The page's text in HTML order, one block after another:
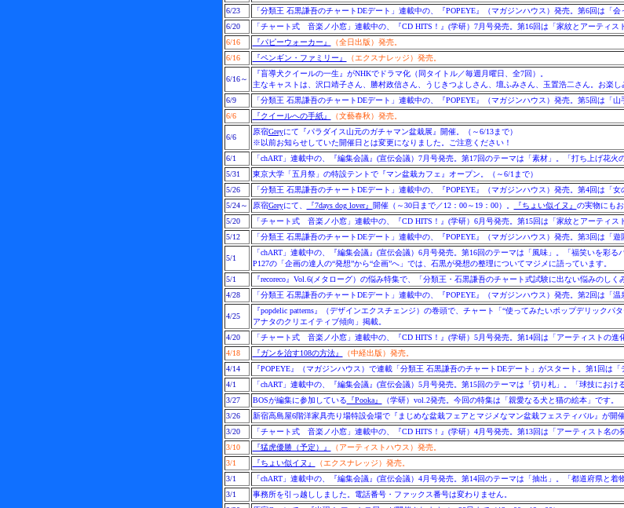
6/23
「分類王 石黒謙吾のチャートDEデート」連載中の、『POPEYE』（マガジンハウス）発売。第6回は「会
6/20
「チャート式 音楽ノ小窓」連載中の、『CD HITS！』(学研）7月号発売。第16回は「家紋とアーティス
6/16
『パピーウォーカー』
（全日出版）発売。
6/16
『ペンギン・ファミリー』 （エクスナレッジ）発売。
6/16～
『盲導犬クイールの一生』がNHKでドラマ化（同タイトル／毎週月曜日、全7回）。
主なキャストは、沢口靖子さん、勝村政信さん、うじきつよしさん、壇ふみさん、玉置浩二さん。お楽し
6/9
「分類王 石黒謙吾のチャートDEデート」連載中の、『POPEYE』（マガジンハウス）発売。第5回は「山
6/6
『クイールへの手紙』 （文藝春秋）発売。
6/6
原宿Greyにて『パラダイス山元のガチャマン盆栽展』開催。（～6/13まで）
※以前お知らせしていた開催日とは変更になりました。ご注意ください！
6/1
「chART」連載中の、『編集会議』(宣伝会議）7月号発売。第17回のテーマは「素材」。「打ち上げ花火
5/31
東京大学「五月祭」の特設テントで『マン盆栽カフェ』オープン。（～6/1まで）
5/26
「分類王 石黒謙吾のチャートDEデート」連載中の、『POPEYE』（マガジンハウス）発売。第4回は「女
5/24～
原宿Greyにて、 『7days dog lover』 開催（～30日まで／12：00～19：00）。 『ちょい似イヌ』 の実物にも
5/20
「チャート式 音楽ノ小窓」連載中の、『CD HITS！』(学研）6月号発売。第15回は「家紋とアーティス
5/12
「分類王 石黒謙吾のチャートDEデート」連載中の、『POPEYE』（マガジンハウス）発売。第3回は「遊
5/1
「chART」連載中の、『編集会議』(宣伝会議）6月号発売。第16回のテーマは「風味」。「福笑いを彩る
P127の「企画の達人の“発想”から“企画”へ」では、石黒が発想の整理についてマジメに語っています。
5/1
『recoreco』Vol.6(メタローグ）の悩み特集で、「分類王・石黒謙吾のチャート式試験に出ない悩みのしく
4/28
「分類王 石黒謙吾のチャートDEデート」連載中の、『POPEYE』（マガジンハウス）発売。第2回は「温
4/25
『popdelic patterns』（デザインエクスチェンジ）の巻頭で、チャート「“使ってみたいポップデリックパ
アナタのクリエイティブ傾向」掲載。
4/20
「チャート式 音楽ノ小窓」連載中の、『CD HITS！』(学研）5月号発売。第14回は「アーティストの進
4/18
『ガンを治す108の方法』
（中経出版）発売。
4/14
『POPEYE』（マガジンハウス）で連載「分類王 石黒謙吾のチャートDEデート」がスタート。第1回は「
4/1
「chART」連載中の、『編集会議』(宣伝会議）5月号発売。第15回のテーマは「切り札」。「球技におけ
3/27
BOSが編集に参加している 『Pooka』
（学研）vol.2発売。今回の特集は「親愛なる犬と猫の絵本」です。
3/26
新宿高島屋6階洋家具売り場特設会場で『まじめな盆栽フェアとマジメなマン盆栽フェスティバル』が開催
3/20
「チャート式 音楽ノ小窓」連載中の、『CD HITS！』(学研）4月号発売。第13回は「アーティスト名の
3/10
『猛虎優勝（予定）』
（アーティストハウス）発売。
3/1
『ちょい似イヌ』
（エクスナレッジ）発売。
3/1
「chART」連載中の、『編集会議』(宣伝会議）4月号発売。第14回のテーマは「抽出」。「都道府県と着
3/1
事務所を引っ越ししました。電話番号・ファックス番号は変わりません。